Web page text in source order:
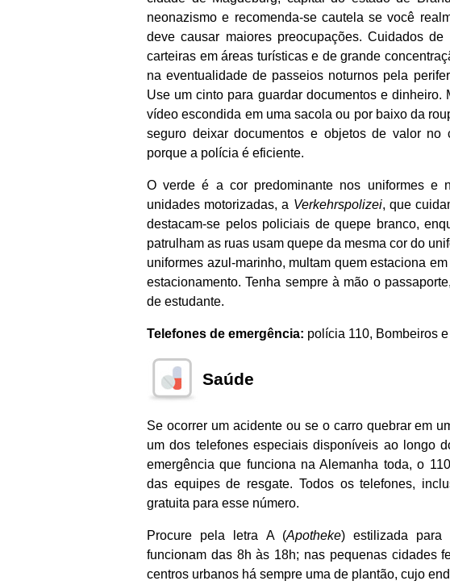
neonazismo e recomenda-se cautela se você
deve causar maiores preocupações. Cuidados
carteiras em áreas turísticas e de grande
na eventualidade de passeios noturnos pela
Use um cinto para guardar documentos e dinheiro.
vídeo escondida em uma sacola ou por baixo da
seguro deixar documentos e objetos de valor
porque a polícia é eficiente.
O verde é a cor predominante nos uniformes e
unidades motorizadas, a Verkehrspolizei, que
destacam-se pelos policiais de quepe branco,
patrulham as ruas usam quepe da mesma cor do
uniformes azul-marinho, multam quem estaciona
estacionamento. Tenha sempre à mão o
de estudante.
Telefones de emergência: polícia 110, Bombeiros
Saúde
Se ocorrer um acidente ou se o carro quebrar em
um dos telefones especiais disponíveis ao longo
emergência que funciona na Alemanha toda, o
das equipes de resgate. Todos os telefones,
gratuita para esse número.
Procure pela letra A (Apotheke) estilizada para
funcionam das 8h às 18h; nas pequenas cidades
centros urbanos há sempre uma de plantão, cujo